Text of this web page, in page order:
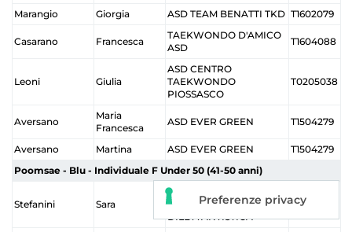
Marangio Giorgia ASD TEAM BENATTI TKD T1602079
Casarano Francesca
TAEKWONDO D'AMICO
ASD
T1604088
Leoni Giulia
ASD CENTRO
TAEKWONDO
PIOSSASCO
T0205038
Aversano
Maria
Francesca
ASD EVER GREEN T1504279
Aversano Martina ASD EVER GREEN
T1504279
Poomsae - Blu - Individuale F Under 50 (41-50 anni)
Stefanini Sara
ASD KIN SORI
TAEKWONDO
DILETTANTISTICA
T0908012